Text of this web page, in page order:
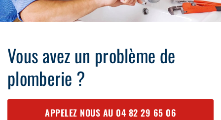
Vous avez un problème de
plomberie ?
APPELEZ NOUS AU 04 82 29 65 06